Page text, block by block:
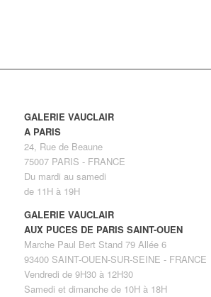
GALERIE VAUCLAIR
A PARIS
24, Rue de Beaune
75007 PARIS - FRANCE
Du mardi au samedi
de 11H à 19H
GALERIE VAUCLAIR
AUX PUCES DE PARIS SAINT-OUEN
Marche Paul Bert Stand 79 Allée 6
93400 SAINT-OUEN-SUR-SEINE - FRANCE
Vendredi de 9H30 à 12H30
Samedi et dimanche de 10H à 18H